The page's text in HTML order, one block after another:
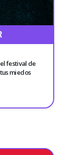
festival de
miedos